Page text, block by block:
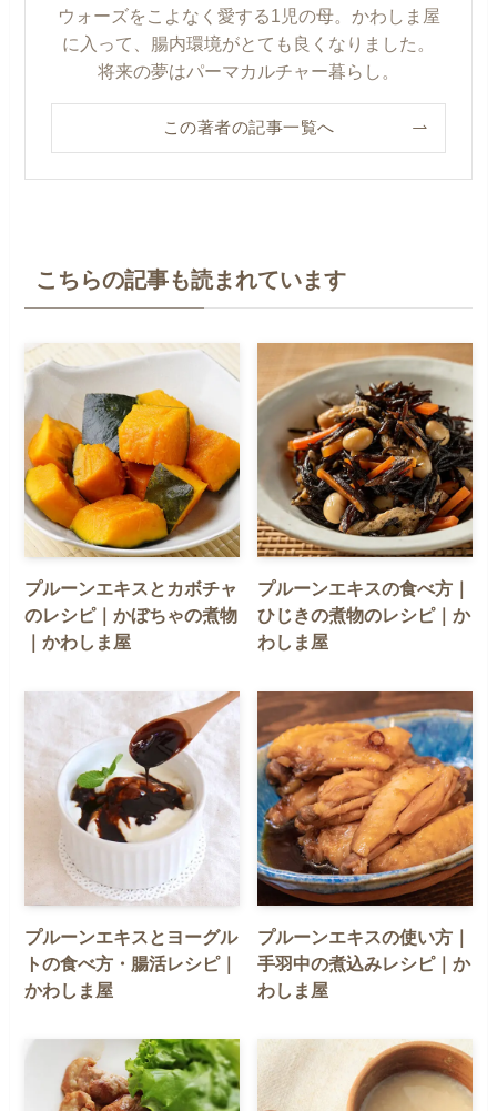
ウォーズをこよなく愛する1児の母。かわしま屋
に入って、腸内環境がとても良くなりました。
将来の夢はパーマカルチャー暮らし。
この著者の記事一覧へ
こちらの記事も読まれています
プルーンエキスとカボチャ
のレシピ｜かぼちゃの煮物
｜かわしま屋
プルーンエキスの食べ方｜
ひじきの煮物のレシピ｜か
わしま屋
プルーンエキスとヨーグル
トの食べ方・腸活レシピ｜
かわしま屋
プルーンエキスの使い方｜
手羽中の煮込みレシピ｜か
わしま屋